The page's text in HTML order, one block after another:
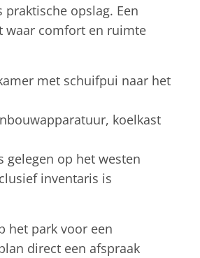
opslag. Een
waar comfort en ruimte
met schuifpui naar het
koelkast
gelegen op het westen
inventaris is
het park voor een
direct een afspraak